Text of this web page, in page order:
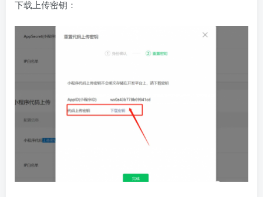
下载上传密钥：